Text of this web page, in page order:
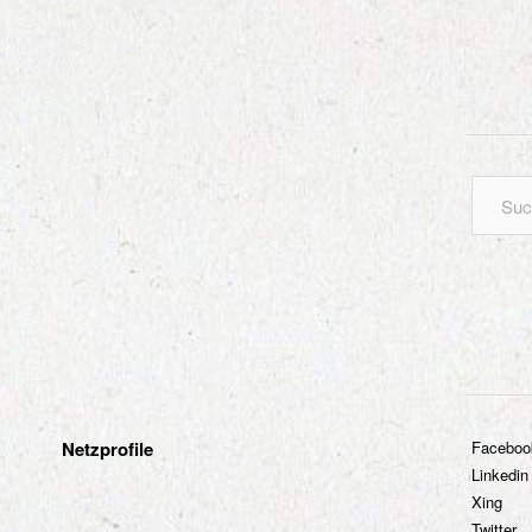
Netzprofile
Linkedin
Xing